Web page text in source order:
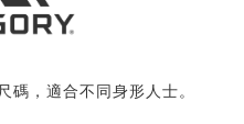
碼，適合不同身形人士。